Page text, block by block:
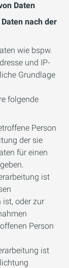
Daten
nach der
wie bspw.
und IP-
Grundlage
folgende
Person
der sie
für einen
ist
ist, oder zur
Person
ist